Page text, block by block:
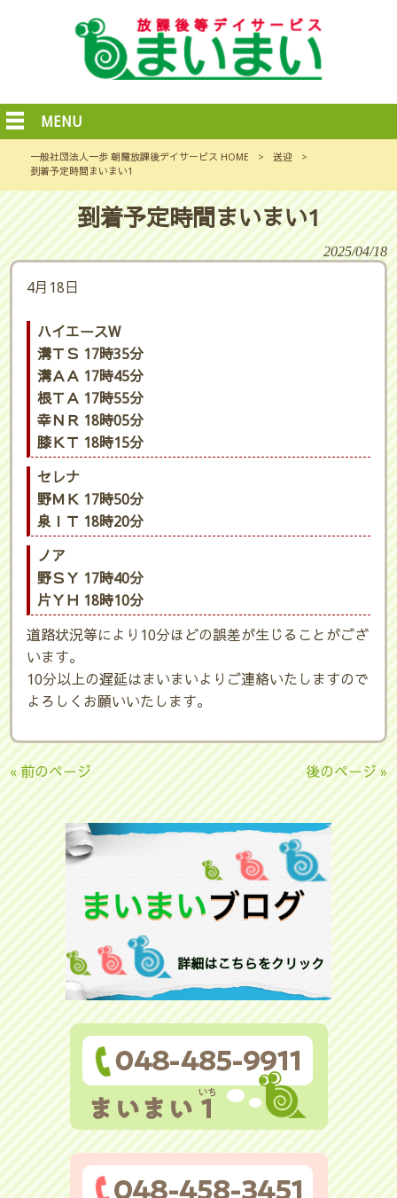
MENU
一般社団法人一歩 朝霞放課後デイサービス HOME > 送迎
>
到着予定時間まいまい1
到着予定時間まいまい1
2025/04/18
4月18日
ハイエースW
溝ＴＳ 17時35分
溝ＡＡ 17時45分
根ＴＡ 17時55分
幸ＮＲ 18時05分
膝ＫＴ 18時15分
セレナ
野ＭＫ 17時50分
泉ＩＴ 18時20分
ノア
野ＳＹ 17時40分
片ＹＨ 18時10分
道路状況等により10分ほどの誤差が生じることがござ
います。
10分以上の遅延はまいまいよりご連絡いたしますので
よろしくお願いいたします。
« 前のページ 後のページ »